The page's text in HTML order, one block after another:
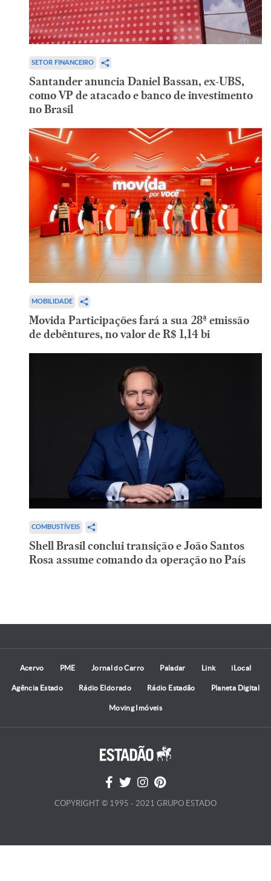
SETOR FINANCEIRO
Santander anuncia Daniel Bassan, ex-UBS,
como VP de atacado e banco de investimento
no Brasil
MOBILIDADE
Movida Participações fará a sua 28ª emissão
de debêntures, no valor de R$ 1,14 bi
COMBUSTÍVEIS
Shell Brasil conclui transição e João Santos
Rosa assume comando da operação no País
Acervo PME Jornal do Carro Paladar Link iLocal
Agência Estado Rádio Eldorado Rádio Estadão Planeta Digital
Moving Imóveis
COPYRIGHT © 1995 - 2021 GRUPO ESTADO